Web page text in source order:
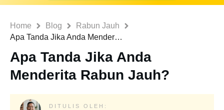
Home Blog
Rabun Jauh
Apa Tanda Jika Anda Menderita Rabun Jauh?
Apa Tanda Jika Anda
Menderita Rabun Jauh?
DITULIS OLEH: